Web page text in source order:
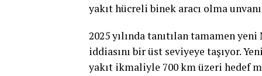
yakıt hücreli binek aracı olma
2025 yılında tanıtılan tamamen
iddiasını bir üst seviyeye taşıyor.
yakıt ikmaliyle 700 km üzeri hedef